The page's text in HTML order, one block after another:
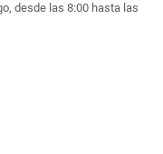
desde las 8:00 hasta las